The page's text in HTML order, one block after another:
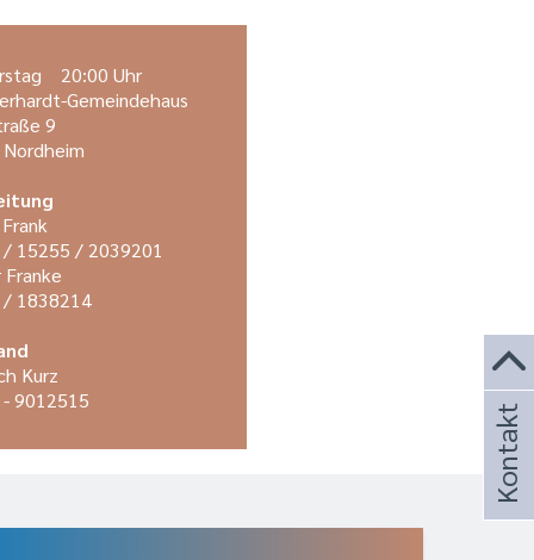
20:00 Uhr
Gemeindehaus
9
15255 / 2039201
1838214
Kurz
9012515
Kontakt